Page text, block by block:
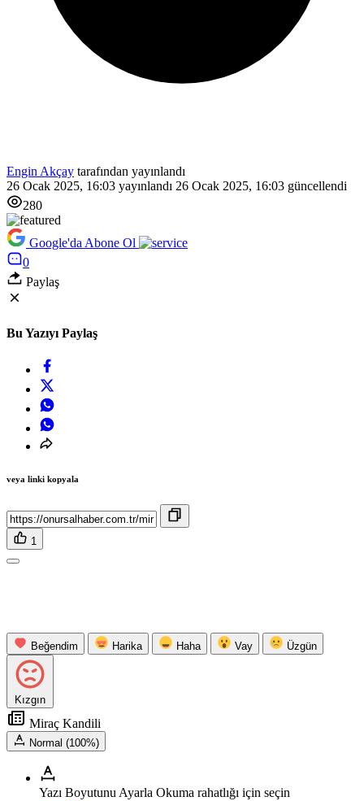
Engin Akçay tarafından yayınlandı
26 Ocak 2025, 16:03 yayınlandı 26 Ocak 2025, 16:03 güncellendi
280
Google'da Abone Ol
0
Paylaş
Bu Yazıyı Paylaş
veya linki kopyala
1
Beğendim Harika Haha Vay Üzgün
Kızgın
Miraç Kandili
Normal (100%)
Yazı Boyutunu Ayarla Okuma rahatlığı için seçin